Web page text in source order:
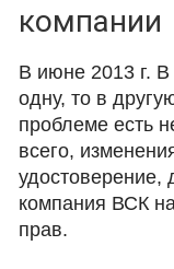
компании
В июне 2013 г. В
одну, то в
проблеме есть
всего,
удостоверение,
компания ВСК
прав.